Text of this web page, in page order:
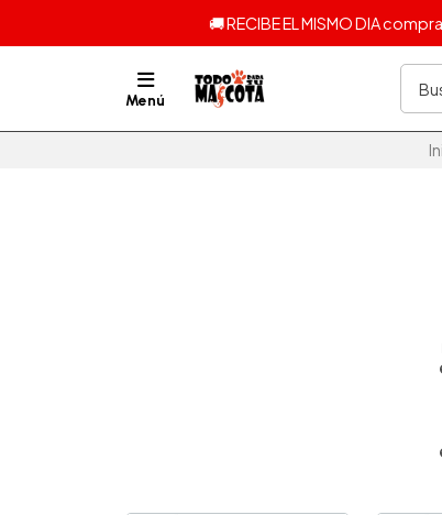
🚚 RECIBE EL MISMO DIA
Menú